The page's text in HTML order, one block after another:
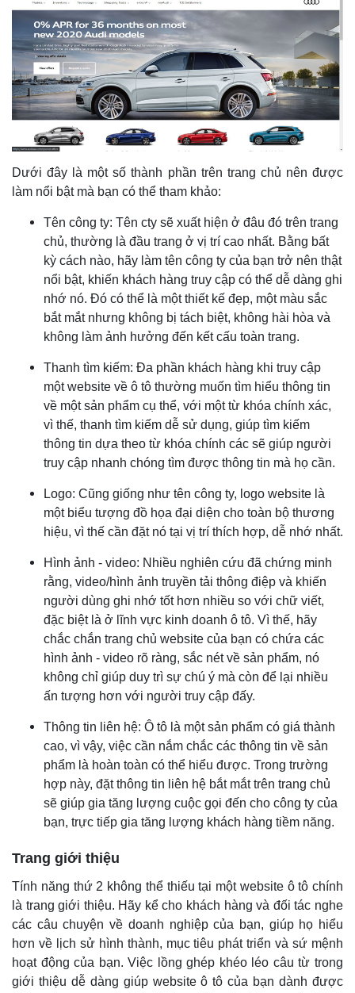
Dưới đây là một số thành phần trên trang chủ nên được
làm nổi bật mà bạn có thể tham khảo:
Tên công ty: Tên cty sẽ xuất hiện ở đâu đó trên trang
chủ, thường là đầu trang ở vị trí cao nhất. Bằng bất
kỳ cách nào, hãy làm tên công ty của bạn trở nên thật
nổi bật, khiến khách hàng truy cập có thể dễ dàng ghi
nhớ nó. Đó có thể là một thiết kế đẹp, một màu sắc
bắt mắt nhưng không bị tách biệt, không hài hòa và
không làm ảnh hưởng đến kết cấu toàn trang.
Thanh tìm kiếm: Đa phần khách hàng khi truy cập
một website về ô tô thường muốn tìm hiểu thông tin
về một sản phẩm cụ thể, với một từ khóa chính xác,
vì thế, thanh tìm kiếm dễ sử dụng, giúp tìm kiếm
thông tin dựa theo từ khóa chính các sẽ giúp người
truy cập nhanh chóng tìm được thông tin mà họ cần.
Logo: Cũng giống như tên công ty, logo website là
một biểu tượng đồ họa đại diện cho toàn bộ thương
hiệu, vì thế cần đặt nó tại vị trí thích hợp, dễ nhớ nhất.
Hình ảnh - video: Nhiều nghiên cứu đã chứng minh
rằng, video/hình ảnh truyền tải thông điệp và khiến
người dùng ghi nhớ tốt hơn nhiều so với chữ viết,
đặc biệt là ở lĩnh vực kinh doanh ô tô. Vì thế, hãy
chắc chắn trang chủ website của bạn có chứa các
hình ảnh - video rõ ràng, sắc nét về sản phẩm, nó
không chỉ giúp duy trì sự chú ý mà còn để lại nhiều
ấn tượng hơn với người truy cập đấy.
Thông tin liên hệ: Ô tô là một sản phẩm có giá thành
cao, vì vậy, việc cần nắm chắc các thông tin về sản
phẩm là hoàn toàn có thể hiểu được. Trong trường
hợp này, đặt thông tin liên hệ bắt mắt trên trang chủ
sẽ giúp gia tăng lượng cuộc gọi đến cho công ty của
bạn, trực tiếp gia tăng lượng khách hàng tiềm năng.
Trang giới thiệu
Tính năng thứ 2 không thể thiếu tại một website ô tô chính
là trang giới thiệu. Hãy kể cho khách hàng và đối tác nghe
các câu chuyện về doanh nghiệp của bạn, giúp họ hiểu
hơn về lịch sử hình thành, mục tiêu phát triển và sứ mệnh
hoạt động của bạn. Việc lồng ghép khéo léo câu từ trong
giới thiệu dễ dàng giúp website ô tô của bạn dành được